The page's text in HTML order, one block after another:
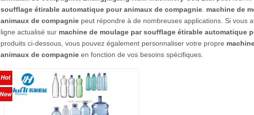
soufflage étirable automatique pour animaux de compagnie machine de
animaux de compagnie peut répondre à de nombreuses applications. Si vous
ligne actualisé sur machine de moulage par soufflage étirable automatique
produits ci-dessous, vous pouvez également personnaliser votre propre
animaux de compagnie en fonction de vos besoins spécifiques.